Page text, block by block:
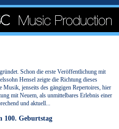
Schon die erste Veröffentlichung mit
Hensel zeigte die Richtung dieses
Musik, jenseits des gängigen Repertoires, hier
mit Neuem, als unmittelbares Erlebnis einer
und aktuell...
100. Geburtstag